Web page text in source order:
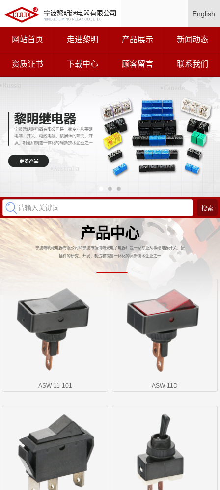
English
网站首页 走进黎明 产品展示 新闻动态
资质证书 下载中心 顾客留言 联系我们
产品中心
宁波黎明继电器有限公司和宁波市镇海黎光电子电器厂是一家专业从事继电器开关、接
插件的研究、开发、制造和销售一体化的高新技术企业之一
ASW-11-101 ASW-11D